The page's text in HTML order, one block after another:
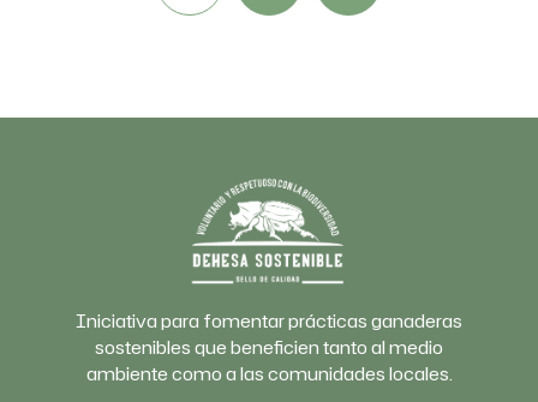
Iniciativa para fomentar prácticas ganaderas
sostenibles que beneficien tanto al medio
ambiente como a las comunidades locales.